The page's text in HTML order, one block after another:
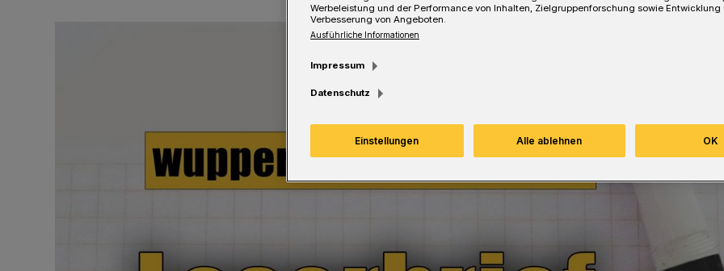
Werbeleistung und der Performance von Inhalten, Zielgruppenforschung sowie Entwicklung
Verbesserung von Angeboten.
Ausführliche Informationen
Impressum
Datenschutz
Einstellungen Alle ablehnen OK